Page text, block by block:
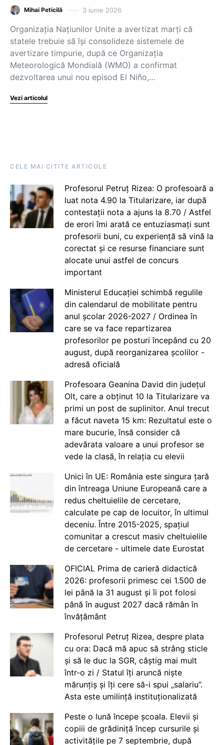
Mihai Peticilă 3 iunie 2026
Organizația Națiunilor Unite a avertizat marți că
statele trebuie să își consolideze sistemele de
avertizare timpurie, după ce Organizația
Meteorologică Mondială (WMO) a confirmat
dezvoltarea unui nou episod El Niño,…
Vezi articolul
CELE MAI CITITE ARTICOLE
Profesorul Petruț Rizea: O profesoară a
luat nota 4.90 la Titularizare, iar după
contestații nota a ajuns la 8.70 / Astfel
de erori îmi arată ce entuziasmați sunt
profesorii buni, cu experiență să vină la
corectat și ce resurse financiare sunt
alocate unui astfel de concurs
important
Ministerul Educației schimbă regulile
din calendarul de mobilitate pentru
anul școlar 2026-2027 / Ordinea în
care se va face repartizarea
profesorilor pe posturi începând cu 20
august, după reorganizarea școlilor -
adresă oficială
Profesoara Geanina David din județul
Olt, care a obținut 10 la Titularizare va
primi un post de suplinitor. Anul trecut
a făcut naveta 15 km: Rezultatul este o
mare bucurie, însă consider că
adevărata valoare a unui profesor se
vede la clasă, în relația cu elevii
Unici în UE: România este singura țară
din întreaga Uniune Europeană care a
redus cheltuielile de cercetare,
calculate pe cap de locuitor, în ultimul
deceniu. Între 2015-2025, spațiul
comunitar a crescut masiv cheltuielile
de cercetare - ultimele date Eurostat
OFICIAL Prima de carieră didactică
2026: profesorii primesc cei 1.500 de
lei până la 31 august și îi pot folosi
până în august 2027 dacă rămân în
învățământ
Profesorul Petruț Rizea, despre plata
cu ora: Dacă mă apuc să strâng sticle
și să le duc la SGR, câștig mai mult
într-o zi / Statul îți aruncă niște
mărunțiș și îți cere să-i spui „salariu”.
Asta este umilință instituționalizată
Peste o lună începe școala. Elevii și
copiii de grădiniță încep cursurile și
activitățile pe 7 septembrie, după